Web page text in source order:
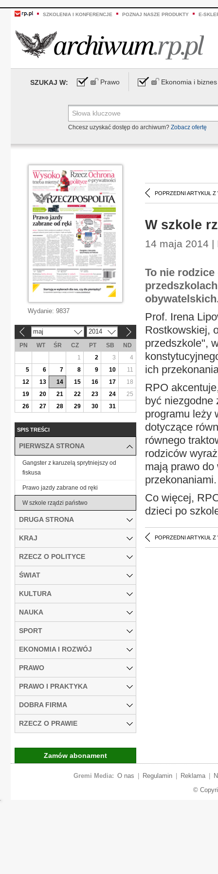
SZKOLENIA I KONFERENCJE POZNAJ NASZE PRODUKTY E-
SZUKAJ W: Prawo Ekonomia i biznes
Chcesz uzyskać dostęp do archiwum? Zobacz ofertę
POPRZEDNI ARTYKUŁ Z
W szkole
14 maja 2014 |
To nie
Prof. Irena
Rostkowskiej,
przedszkole",
ich
RPO
być niezgodne
programu leży
dotyczące
równego
rodziców
mają prawo do
przekonaniami.
Co więcej,
dzieci po
POPRZEDNI ARTYKUŁ Z
Wydanie: 9837
maj 2014
PN WT ŚR CZ PT SB
ND
1
2 3
4
5
6 7 8 9 10
11
12
13 14 15 16 17
18
19
20 21 22 23 24
25
26
27 28 29 30 31
SPIS TREŚCI
PIERWSZA STRONA
Gangster z karuzelą sprytniejszy od
fiskusa
Prawo jazdy zabrane od ręki
W szkole rządzi państwo
DRUGA STRONA
KRAJ
RZECZ O POLITYCE
ŚWIAT
KULTURA
NAUKA
SPORT
EKONOMIA I ROZWÓJ
PRAWO
PRAWO I PRAKTYKA
DOBRA FIRMA
RZECZ O PRAWIE
Zamów abonament
Gremi Media: O nas Regulamin Reklama
©